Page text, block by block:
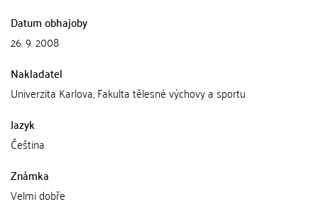
Datum obhajoby
26. 9. 2008
Nakladatel
Univerzita Karlova, Fakulta tělesné výchovy a sportu
Jazyk
Čeština
Známka
Velmi dobře